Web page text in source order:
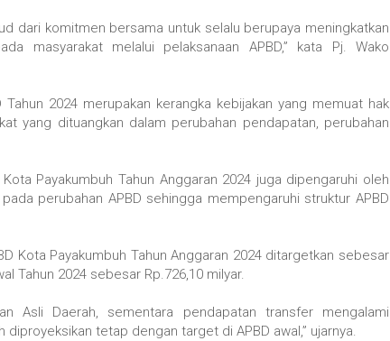
dari komitmen bersama untuk selalu berupaya meningkatkan
masyarakat melalui pelaksanaan APBD,” kata Pj. Wako
2024 merupakan kerangka kebijakan yang memuat hak
yang dituangkan dalam perubahan pendapatan, perubahan
Payakumbuh Tahun Anggaran 2024 juga dipengaruhi oleh
perubahan APBD sehingga mempengaruhi struktur APBD
Kota Payakumbuh Tahun Anggaran 2024 ditargetkan sebesar
Tahun 2024 sebesar Rp.726,10 milyar.
Asli Daerah, sementara pendapatan transfer mengalami
tetap dengan target di APBD awal,” ujarnya.